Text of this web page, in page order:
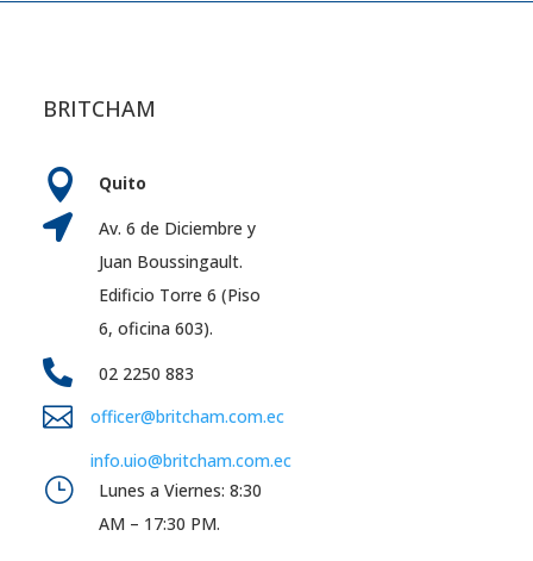
BRITCHAM
 Quito

Av. 6 de Diciembre y
Juan Boussingault.
Edificio Torre 6 (Piso
6, oficina 603).
 02 2250 883

officer@britcham.com.ec
info.uio@britcham.com.ec
}
Lunes a Viernes: 8:30
AM – 17:30 PM.